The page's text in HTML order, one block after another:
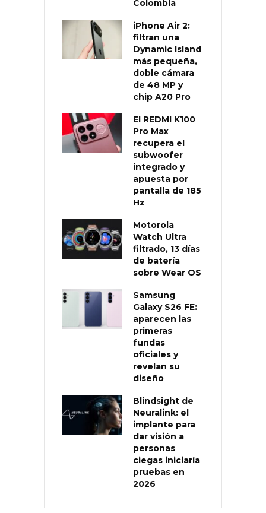
Colombia
iPhone Air 2:
filtran una
Dynamic Island
más pequeña,
doble cámara
de 48 MP y
chip A20 Pro
El REDMI K100
Pro Max
recupera el
subwoofer
integrado y
apuesta por
pantalla de 185
Hz
Motorola
Watch Ultra
filtrado, 13 días
de batería
sobre Wear OS
Samsung
Galaxy S26 FE:
aparecen las
primeras
fundas
oficiales y
revelan su
diseño
Blindsight de
Neuralink: el
implante para
dar visión a
personas
ciegas iniciaría
pruebas en
2026